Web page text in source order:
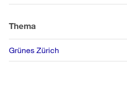
Thema
Grünes Zürich